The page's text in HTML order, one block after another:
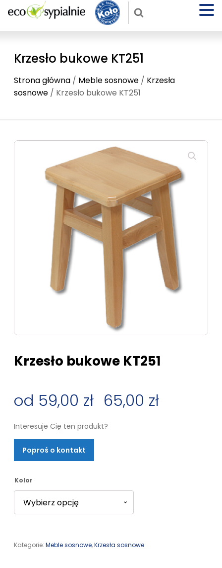
Krzesło bukowe KT251
Strona główna / Meble sosnowe / Krzesła
sosnowe / Krzesło bukowe KT251
Krzesło bukowe KT251
59,00 zł 65,00 zł
Zakres
cen:
od
59,00 zł
do
Interesuje Cię ten produkt?
Poproś o kontakt
Kolor
Kategorie: Meble sosnowe,Krzesła sosnowe